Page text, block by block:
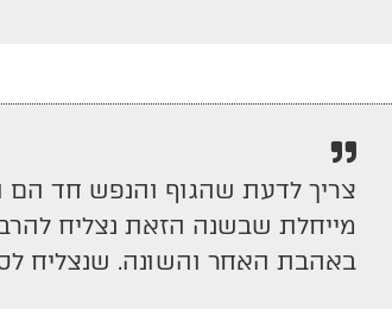
צריך לדעת שהגוף והנפש חד הם
מייחלת שבשנה הזאת נצליח
באהבת האחר והשונה. שנצליח